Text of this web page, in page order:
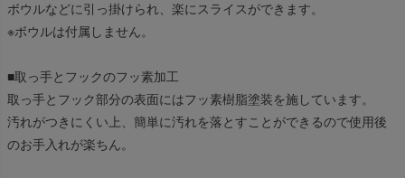
ボウルなどに引っ掛けられ、楽にスライスができます。
※ボウルは付属しません。
■取っ手とフックのフッ素加工
取っ手とフック部分の表面にはフッ素樹脂塗装を施しています。
汚れがつきにくい上、簡単に汚れを落とすことができるので使用後
のお手入れが楽ちん。